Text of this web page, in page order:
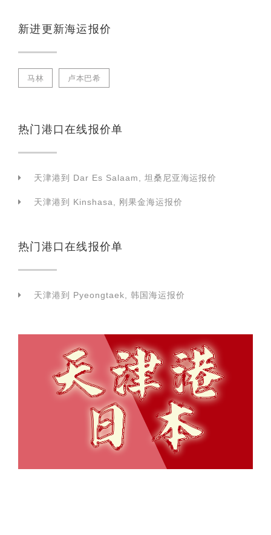
新进更新海运报价
马林 卢本巴希
热门港口在线报价单
天津港到 Dar Es Salaam, 坦桑尼亚海运报价
天津港到 Kinshasa, 刚果金海运报价
热门港口在线报价单
天津港到 Pyeongtaek, 韩国海运报价